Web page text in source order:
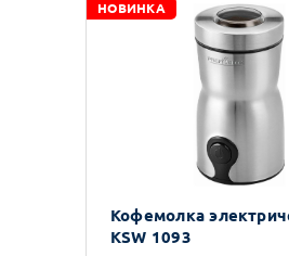
НОВИНКА
Кофемолка
KSW 1093